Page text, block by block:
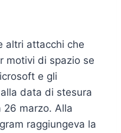
altri attacchi che
motivi di spazio se
e gli
data di stesura
marzo. Alla
raggiungeva la